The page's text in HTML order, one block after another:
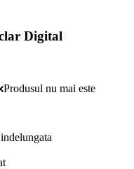
Digital
Produsul nu mai este